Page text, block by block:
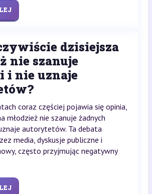
dzisiejsza
nie szanuje
i nie uznaje
coraz częściej pojawia się opinia,
młodzież nie szanuje żadnych
autorytetów. Ta debata
media, dyskusje publiczne i
często przyjmując negatywny